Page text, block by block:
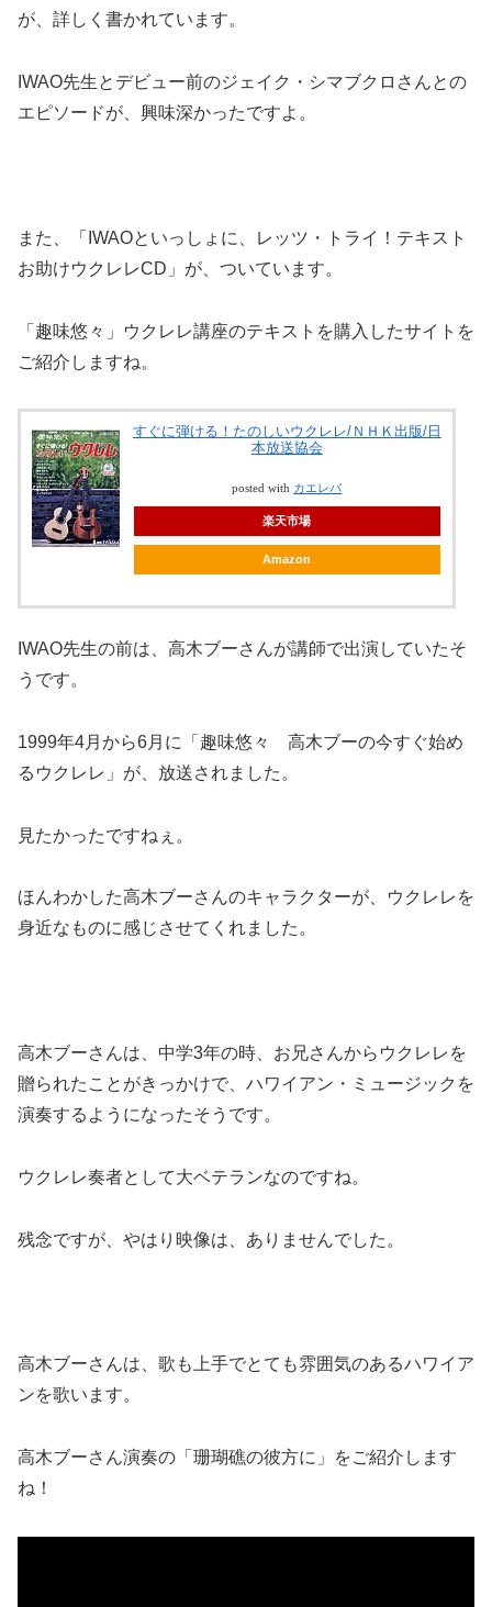
が、詳しく書かれています。
IWAO先生とデビュー前のジェイク・シマブクロさんとの
エピソードが、興味深かったですよ。
また、「IWAOといっしょに、レッツ・トライ！テキスト
お助けウクレレCD」が、ついています。
「趣味悠々」ウクレレ講座のテキストを購入したサイトを
ご紹介しますね。
すぐに弾ける！たのしいウクレレ/ＮＨＫ出版/日
本放送協会
posted with カエレバ
楽天市場
Amazon
IWAO先生の前は、高木ブーさんが講師で出演していたそ
うです。
1999年4月から6月に「趣味悠々 高木ブーの今すぐ始め
るウクレレ」が、放送されました。
見たかったですねぇ。
ほんわかした高木ブーさんのキャラクターが、ウクレレを
身近なものに感じさせてくれました。
高木ブーさんは、中学3年の時、お兄さんからウクレレを
贈られたことがきっかけで、ハワイアン・ミュージックを
演奏するようになったそうです。
ウクレレ奏者として大ベテランなのですね。
残念ですが、やはり映像は、ありませんでした。
高木ブーさんは、歌も上手でとても雰囲気のあるハワイア
ンを歌います。
高木ブーさん演奏の「珊瑚礁の彼方に」をご紹介します
ね！